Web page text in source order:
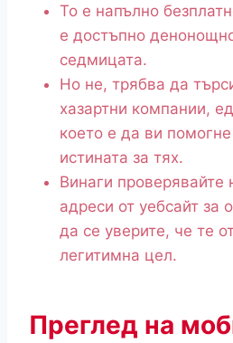
То е напълно
е достъпно
седмицата.
Но не, трябва да
хазартни компании,
което е да ви
истината за тях.
Винаги проверявайте
адреси от уебсайт за
да се уверите, че те
легитимна цел.
Преглед на